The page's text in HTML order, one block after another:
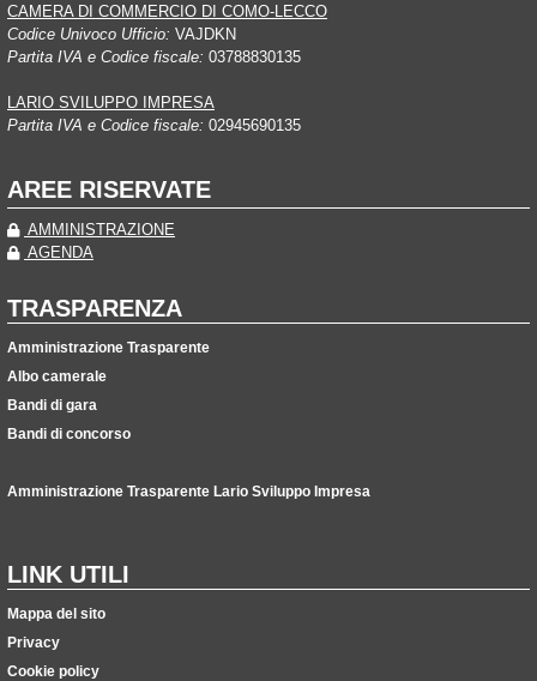
CAMERA DI COMMERCIO DI COMO-LECCO
Codice Univoco Ufficio: VAJDKN
Partita IVA e Codice fiscale: 03788830135
LARIO SVILUPPO IMPRESA
Partita IVA e Codice fiscale: 02945690135
AREE RISERVATE
AMMINISTRAZIONE
AGENDA
TRASPARENZA
Amministrazione Trasparente
Albo camerale
Bandi di gara
Bandi di concorso
Amministrazione Trasparente Lario Sviluppo Impresa
LINK UTILI
Mappa del sito
Privacy
Cookie policy